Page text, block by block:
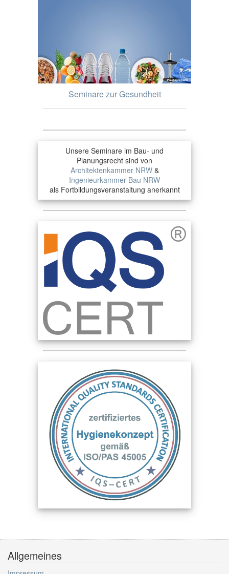
Seminare zur Gesundheit
Unsere Seminare im Bau- und
Planungsrecht sind von
Architektenkammer NRW&
Ingenieurkammer-Bau NRW
als Fortbildungsveranstaltung anerkannt
Allgemeines